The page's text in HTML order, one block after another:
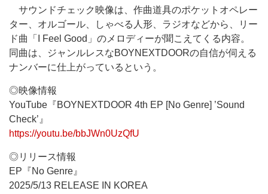
サウンドチェック映像は、作曲道具のポケットオペレー
ター、オルゴール、しゃべる人形、ラジオなどから、リー
ド曲「I Feel Good」のメロディーが聞こえてくる内容。
同曲は、ジャンルレスなBOYNEXTDOORの自信が伺える
ナンバーに仕上がっているという。
◎映像情報
YouTube『BOYNEXTDOOR 4th EP [No Genre] ’Sound
Check’』
https://youtu.be/bbJWn0UzQfU
◎リリース情報
EP『No Genre』
2025/5/13 RELEASE IN KOREA